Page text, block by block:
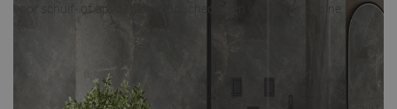
voor schuif- of opvouwbare douchedeuren voor jouw cabine.